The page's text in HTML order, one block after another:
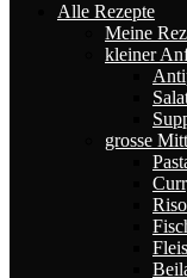
Alle Rezepte
Meine
kleiner
grosse